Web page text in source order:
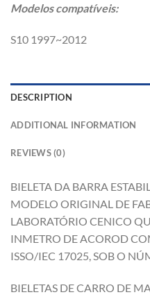
Modelos compatíveis:
S10 1997~2012
DESCRIPTION
ADDITIONAL INFORMATION
REVIEWS (0)
BIELETA DA BARRA
MODELO ORIGINAL DE
LABORATÓRIO CENICO
INMETRO DE ACOROD
ISSO/IEC 17025, SOB O
BIELETAS DE CARRO DE